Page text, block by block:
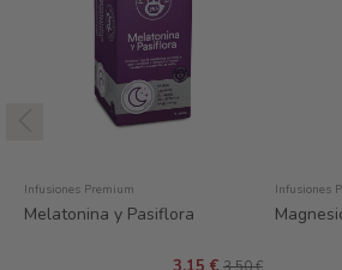
Infusiones Premium
Melatonina y Pasiflora
Infusiones